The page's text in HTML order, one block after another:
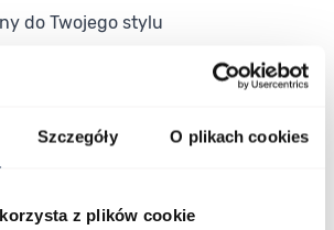
Szczegóły O plikach cookies
z plików cookie
do Twojego stylu
snorkelingu oraz
i odporność koperty.
zegarka nurkowego, który